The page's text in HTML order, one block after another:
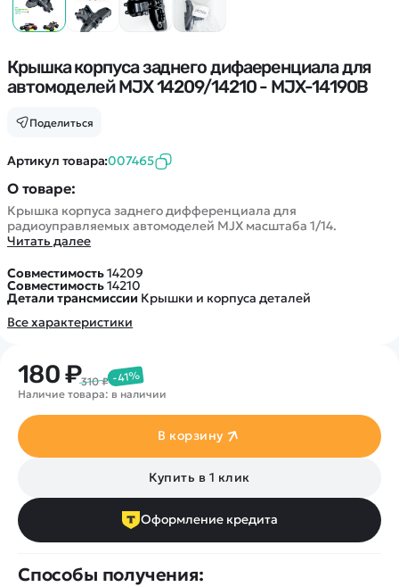
Крышка корпуса заднего дифaеренциала для
автомоделей MJX 14209/14210 - MJX-14190B
Поделиться
Артикул товара:007465
О товаре:
Крышка корпуса заднего дифференциала для
радиоуправляемых автомоделей MJX масштаба 1/14.
Читать далее
Совместимость14209
Совместимость14210
Детали трансмиссии Крышки и корпуса деталей
Все характеристики
180 ₽310 ₽ -41%
Наличие товара: в наличии
В корзину
Купить в 1 клик
Оформление кредита
Способы получения:
Вертолеты
Катера
Самолеты
Детские электромобили
Спецтехника
Запчасти для моделей
Блог
Статьи про беспилотники
Обзор квадрокоптеров
Аренда Квадрокоптеров
Оплата и доставка
Помощь
Отследить заказ